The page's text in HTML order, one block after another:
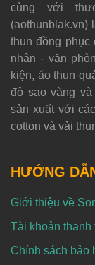
cùng với
(aothunblak.vn)
thun đồng phục
nhân - văn
kiện, áo thun
đỏ sao vàng
sản xuất với
cotton và vải
HƯỚNG
Giới thiệu về
Tài khoản thanh
Chính sách bảo